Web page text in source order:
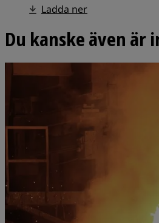
Ladda ner
Du kanske även är